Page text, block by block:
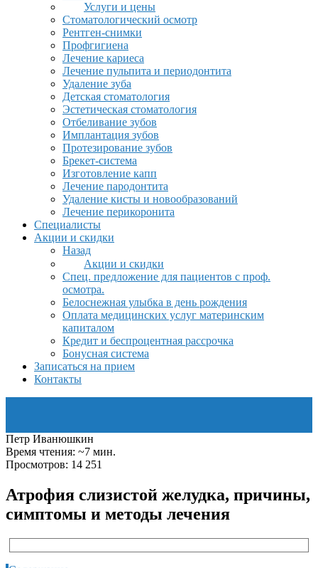
Услуги и цены
Стоматологический осмотр
Рентген-снимки
Профгигиена
Лечение кариеса
Лечение пульпита и периодонтита
Удаление зуба
Детская стоматология
Эстетическая стоматология
Отбеливание зубов
Имплантация зубов
Протезирование зубов
Брекет-система
Изготовление капп
Лечение пародонтита
Удаление кисты и новообразований
Лечение перикоронита
Специалисты
Акции и скидки
Назад
Акции и скидки
Спец. предложение для пациентов с проф.
осмотра.
Белоснежная улыбка в день рождения
Оплата медицинских услуг материнским
капиталом
Кредит и беспроцентная рассрочка
Бонусная система
Записаться на прием
Контакты
Петр Иванюшкин
Время чтения: ~7 мин.
Просмотров: 14 251
Атрофия слизистой желудка, причины,
симптомы и методы лечения